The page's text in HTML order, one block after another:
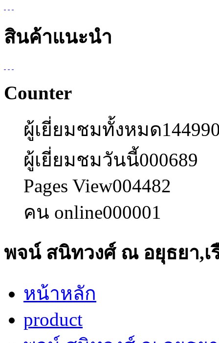
สินค้าแนะนำ
Counter
ผู้เยี่ยมชมทั้งหมด
ผู้เยี่ยมชมวันนี้000689
Pages View004482
คน online000001
พจน์ สนิทวงศ์ ณ อยุธยา,เ
หน้าหลัก
product